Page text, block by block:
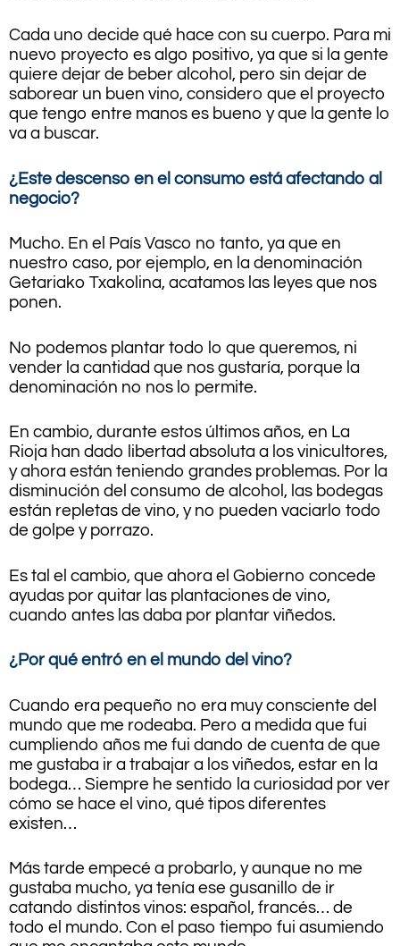
Cada uno decide qué hace con su cuerpo. Para mi
nuevo proyecto es algo positivo, ya que si la gente
quiere dejar de beber alcohol, pero sin dejar de
saborear un buen vino, considero que el proyecto
que tengo entre manos es bueno y que la gente lo
va a buscar.
¿Este descenso en el consumo está afectando al
negocio?
Mucho. En el País Vasco no tanto, ya que en
nuestro caso, por ejemplo, en la denominación
Getariako Txakolina, acatamos las leyes que nos
ponen.
No podemos plantar todo lo que queremos, ni
vender la cantidad que nos gustaría, porque la
denominación no nos lo permite.
En cambio, durante estos últimos años, en La
Rioja han dado libertad absoluta a los vinicultores,
y ahora están teniendo grandes problemas. Por la
disminución del consumo de alcohol, las bodegas
están repletas de vino, y no pueden vaciarlo todo
de golpe y porrazo.
Es tal el cambio, que ahora el Gobierno concede
ayudas por quitar las plantaciones de vino,
cuando antes las daba por plantar viñedos.
¿Por qué entró en el mundo del vino?
Cuando era pequeño no era muy consciente del
mundo que me rodeaba. Pero a medida que fui
cumpliendo años me fui dando de cuenta de que
me gustaba ir a trabajar a los viñedos, estar en la
bodega… Siempre he sentido la curiosidad por ver
cómo se hace el vino, qué tipos diferentes
existen…
Más tarde empecé a probarlo, y aunque no me
gustaba mucho, ya tenía ese gusanillo de ir
catando distintos vinos: español, francés… de
todo el mundo. Con el paso tiempo fui asumiendo